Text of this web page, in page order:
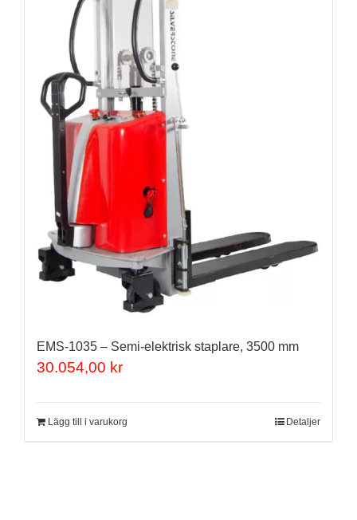
EMS-1035 – Semi-elektrisk staplare, 3500 mm
30.054,00 kr
Lägg till i varukorg Detaljer